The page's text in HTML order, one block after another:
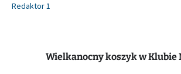
Redaktor 1
Wielkanocny koszyk w Klubie